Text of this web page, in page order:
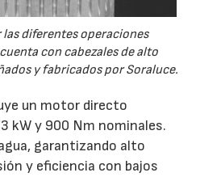
las diferentes operaciones
con cabezales de alto
y fabricados por Soraluce.
un motor directo
kW y 900 Nm nominales.
garantizando alto
y eficiencia con bajos